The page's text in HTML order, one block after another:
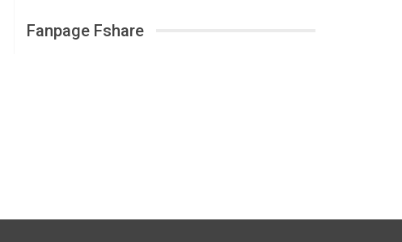
Fanpage Fshare